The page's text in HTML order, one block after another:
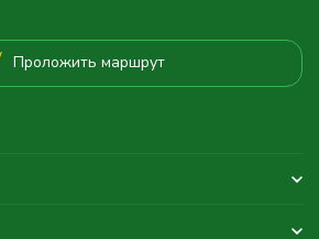
Проложить маршрут